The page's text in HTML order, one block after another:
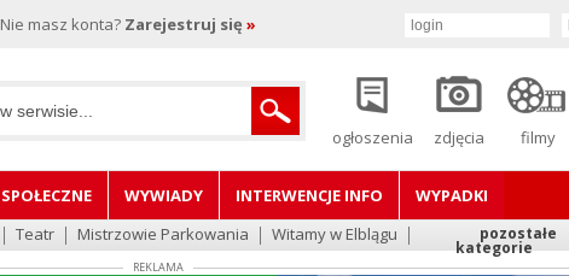
Nie masz konta? Zarejestruj się »
ogłoszenia zdjęcia filmy
SPOŁECZNE WYWIADY INTERWENCJE INFO
WYPADKI
Teatr Mistrzowie Parkowania Witamy w Elblągu pozostałe
kategorie
REKLAMA